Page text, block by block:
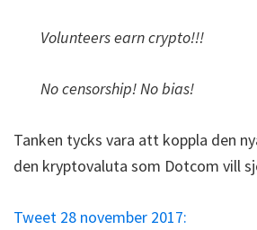
Volunteers earn crypto!!!
No censorship! No bias!
Tanken tycks vara att koppla den
den kryptovaluta som Dotcom vill
Tweet 28 november 2017: